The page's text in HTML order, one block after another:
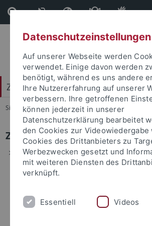
Direkt
zum
Inhalt
Direkt
zur
Fußleiste
Zentrum für Islamische Theologie
Sie sind hier: Startseite ... 1
ZITH-Newsletter Nr. 1/2015:
Gündoğdu, Birol. “A Boiling
Cauldron of Conflicts and
Cooperation: the Question
during and after the Morea
Datenschutzeinstellungen
Auf unserer Webseite werden
verwendet. Einige davon werden
benötigt, während es uns andere
Ihre Nutzererfahrung auf unserer
verbessern. Ihre getroffenen
können jederzeit in unserer
Datenschutzerklärung bearbeitet
den Cookies zur Videowiedergabe
Cookies des Drittanbieters zu
Werbezwecken gesetzt und
mit weiteren Diensten des
verknüpft.
Essentiell Videos